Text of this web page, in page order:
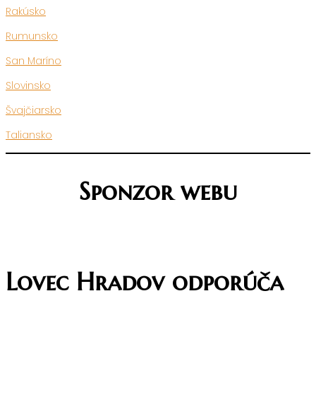
Rakúsko
Rumunsko
San Maríno
Slovinsko
Švajčiarsko
Taliansko
Sponzor webu
Lovec Hradov odporúča